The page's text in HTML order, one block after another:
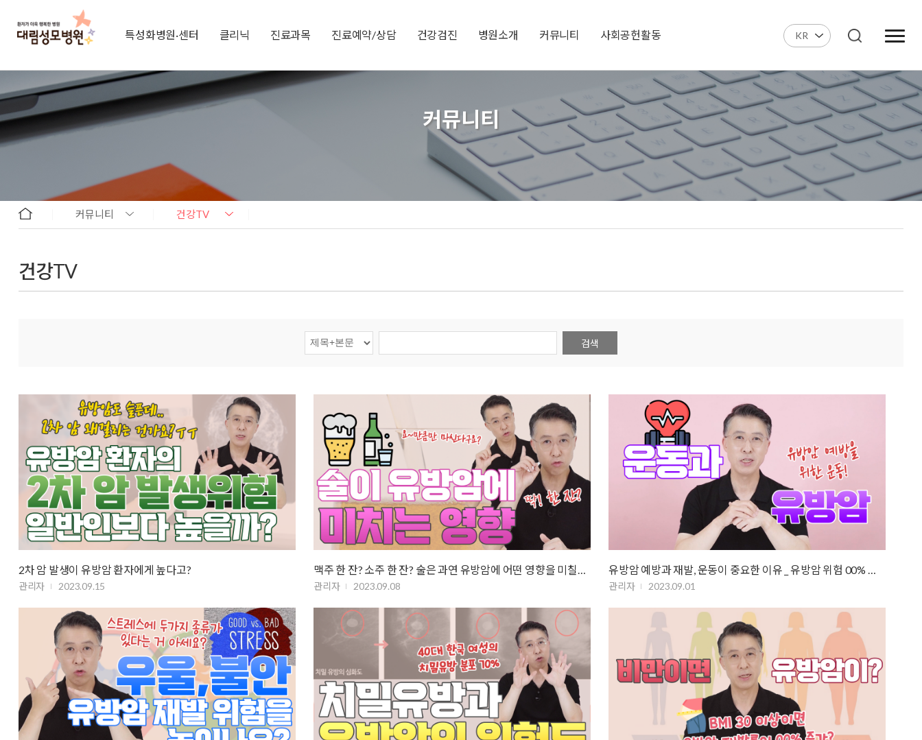
특성화병원·센터 클리닉 진료과목 진료예약/상담 건강검진 병원소개 커뮤니티 사회공헌활동 KR
커뮤니티
커뮤니티 건강TV
건강TV
검색
2차 암 발생이 유방암 환자에게 높다고?
관리자 2023.09.15
맥주 한 잔? 소주 한 잔? 술은 과연 유방암에 어떤 영향을 미칠까 _ 과도…
관리자 2023.09.08
유방암 예방과 재발, 운동이 중요한 이유 _ 유방암 위험 00% 감소!
관리자 2023.09.01